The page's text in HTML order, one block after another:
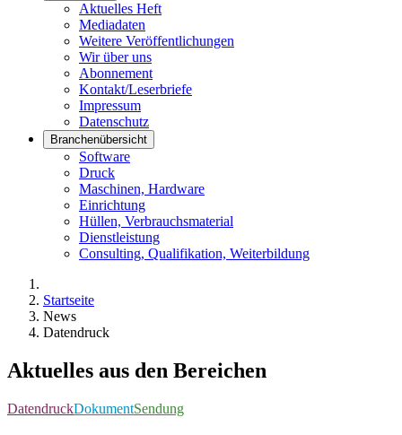
Aktuelles Heft
Mediadaten
Weitere Veröffentlichungen
Wir über uns
Abonnement
Kontakt/Leserbriefe
Impressum
Datenschutz
Branchenübersicht
Software
Druck
Maschinen, Hardware
Einrichtung
Hüllen, Verbrauchsmaterial
Dienstleistung
Consulting, Qualifikation, Weiterbildung
Startseite
News
Datendruck
Aktuelles aus den Bereichen
DatendruckDokumentSendung